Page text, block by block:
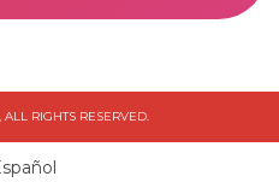
RIGHTS RESERVED.